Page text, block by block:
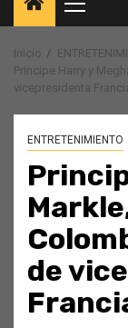
Menú
Inicio
Principe Harry y
vicepresidenta
ENTRETENIMIENTO
de